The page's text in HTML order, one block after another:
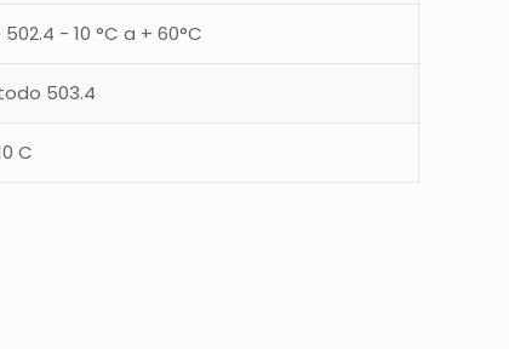
- 10 °C a + 60°C
503.4
C